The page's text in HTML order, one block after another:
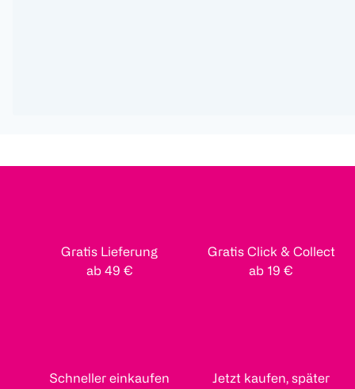
Gratis Lieferung
ab 49 €
Gratis Click & Collect
ab 19 €
Schneller einkaufen
Jetzt kaufen, später